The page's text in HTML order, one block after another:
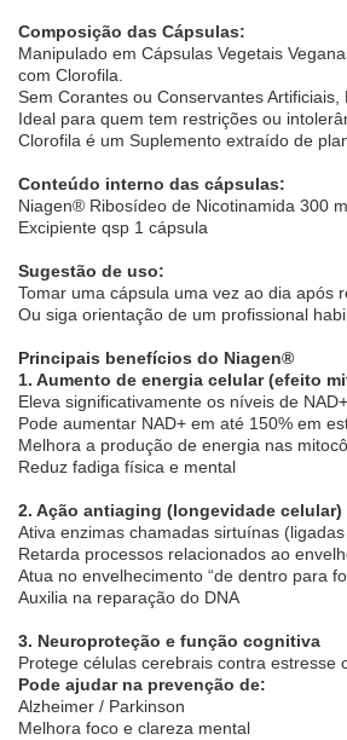
Composição das Cápsulas:
Manipulado em Cápsulas Vegetais
com Clorofila.
Sem Corantes ou Conservantes Artificiais,
Ideal para quem tem restrições ou
Clorofila é um Suplemento extraído de
Conteúdo interno das cápsulas:
Niagen® Ribosídeo de Nicotinamida 300
Excipiente qsp 1 cápsula
Sugestão de uso:
Tomar uma cápsula uma vez ao dia após
Ou siga orientação de um profissional
Principais benefícios do Niagen®
1. Aumento de energia celular (efeito
Eleva significativamente os níveis de
Pode aumentar NAD+ em até 150% em
Melhora a produção de energia nas
Reduz fadiga física e mental
2. Ação antiaging (longevidade celular)
Ativa enzimas chamadas sirtuínas
Retarda processos relacionados ao
Atua no envelhecimento “de dentro para
Auxilia na reparação do DNA
3. Neuroproteção e função cognitiva
Protege células cerebrais contra estresse
Pode ajudar na prevenção de:
Alzheimer / Parkinson
Melhora foco e clareza mental